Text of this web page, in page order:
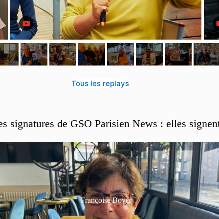
Tous les replays
signatures de GSO Parisien News : elles
Françoise Boyer